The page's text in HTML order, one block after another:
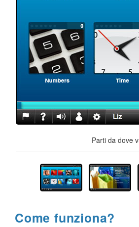
Parti da dove
Come funziona?